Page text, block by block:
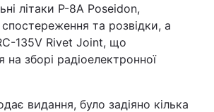
літаки P-8A Poseidon,
спостереження та розвідки, а
135V Rivet Joint, що
на зборі радіоелектронної
видання, було задіяно кілька